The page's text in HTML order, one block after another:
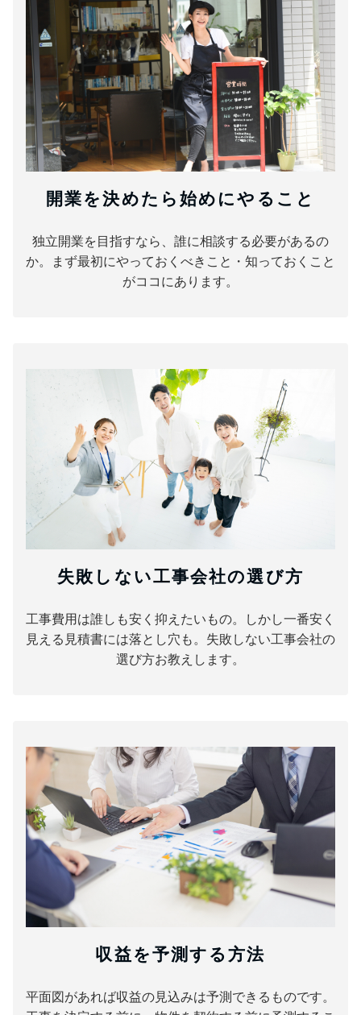
開業を決めたら始めにやること
独立開業を目指すなら、誰に相談する必要があるの
か。まず最初にやっておくべきこと・知っておくこと
がココにあります。
失敗しない工事会社の選び方
工事費用は誰しも安く抑えたいもの。しかし一番安く
見える見積書には落とし穴も。失敗しない工事会社の
選び方お教えします。
収益を予測する方法
平面図があれば収益の見込みは予測できるものです。